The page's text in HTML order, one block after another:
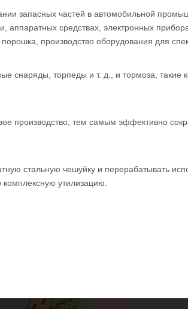
запасных частей в автомобильной
средствах, электронных
производство оборудования для
снаряды, торпеды и т. д., и тормоза, такие
производство, тем самым эффективно
стальную чешуйку и перерабатывать
утилизацию.